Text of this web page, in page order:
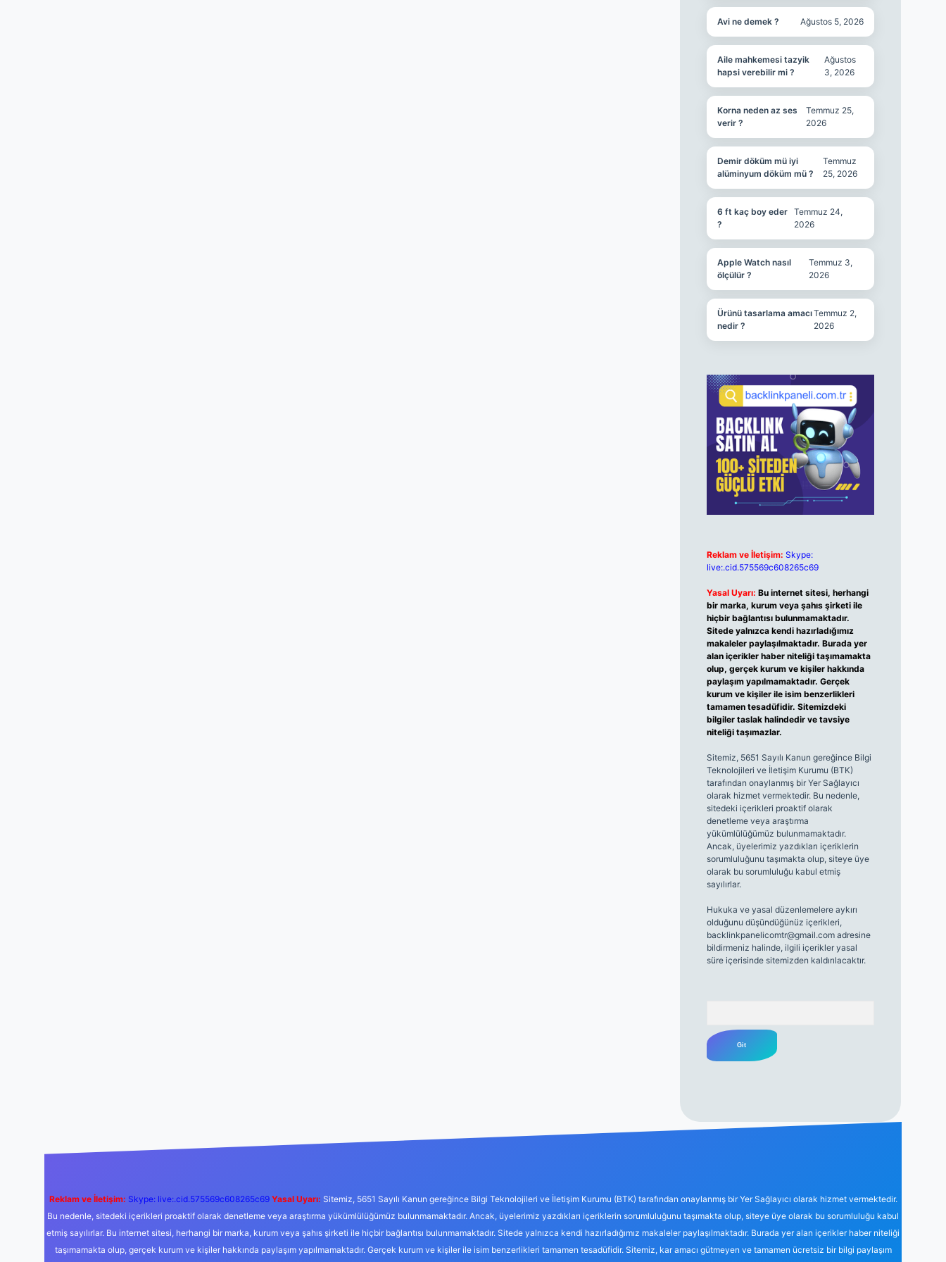
Avi ne demek ? Ağustos 5, 2026
Aile mahkemesi tazyik
hapsi verebilir mi ?
Ağustos
3, 2026
Korna neden az ses
verir ?
Temmuz 25,
2026
Demir döküm mü iyi
alüminyum döküm mü ?
Temmuz
25, 2026
6 ft kaç boy eder
?
Temmuz 24,
2026
Apple Watch nasıl
ölçülür ?
Temmuz 3,
2026
Ürünü tasarlama amacı
nedir ?
Temmuz 2,
2026
Reklam ve İletişim: Skype:
live:.cid.575569c608265c69
Yasal Uyarı: Bu internet sitesi, herhangi
bir marka, kurum veya şahıs şirketi ile
hiçbir bağlantısı bulunmamaktadır.
Sitede yalnızca kendi hazırladığımız
makaleler paylaşılmaktadır. Burada yer
alan içerikler haber niteliği taşımamakta
olup, gerçek kurum ve kişiler hakkında
paylaşım yapılmamaktadır. Gerçek
kurum ve kişiler ile isim benzerlikleri
tamamen tesadüfidir. Sitemizdeki
bilgiler taslak halindedir ve tavsiye
niteliği taşımazlar.
Sitemiz, 5651 Sayılı Kanun gereğince Bilgi
Teknolojileri ve İletişim Kurumu (BTK)
tarafından onaylanmış bir Yer Sağlayıcı
olarak hizmet vermektedir. Bu nedenle,
sitedeki içerikleri proaktif olarak
denetleme veya araştırma
yükümlülüğümüz bulunmamaktadır.
Ancak, üyelerimiz yazdıkları içeriklerin
sorumluluğunu taşımakta olup, siteye üye
olarak bu sorumluluğu kabul etmiş
sayılırlar.
Hukuka ve yasal düzenlemelere aykırı
olduğunu düşündüğünüz içerikleri,
backlinkpanelicomtr@gmail.comadresine
bildirmeniz halinde, ilgili içerikler yasal
süre içerisinde sitemizden kaldırılacaktır.
Reklam ve İletişim: Skype: live:.cid.575569c608265c69 Yasal Uyarı: Sitemiz, 5651 Sayılı Kanun gereğince Bilgi Teknolojileri ve İletişim Kurumu (BTK) tarafından onaylanmış bir Yer Sağlayıcı olarak hizmet vermektedir.
Bu nedenle, sitedeki içerikleri proaktif olarak denetleme veya araştırma yükümlülüğümüz bulunmamaktadır. Ancak, üyelerimiz yazdıkları içeriklerin sorumluluğunu taşımakta olup, siteye üye olarak bu sorumluluğu kabul
etmiş sayılırlar. Bu internet sitesi, herhangi bir marka, kurum veya şahıs şirketi ile hiçbir bağlantısı bulunmamaktadır. Sitede yalnızca kendi hazırladığımız makaleler paylaşılmaktadır. Burada yer alan içerikler haber niteliği
taşımamakta olup, gerçek kurum ve kişiler hakkında paylaşım yapılmamaktadır. Gerçek kurum ve kişiler ile isim benzerlikleri tamamen tesadüfidir. Sitemiz, kar amacı gütmeyen ve tamamen ücretsiz bir bilgi paylaşım